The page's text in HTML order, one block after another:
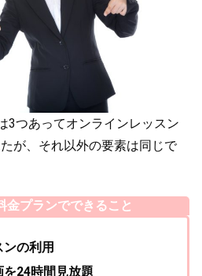
3つあってオンラインレッスン
が、それ以外の要素は同じで
金プランでできること
の利用
24時間見放題